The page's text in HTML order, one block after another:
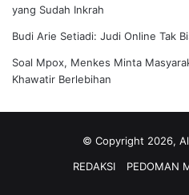
yang Sudah Inkrah
Budi Arie Setiadi: Judi Online Tak
Soal Mpox, Menkes Minta
Khawatir Berlebihan
© Copyright 2026,
REDAKSI
PEDOMAN